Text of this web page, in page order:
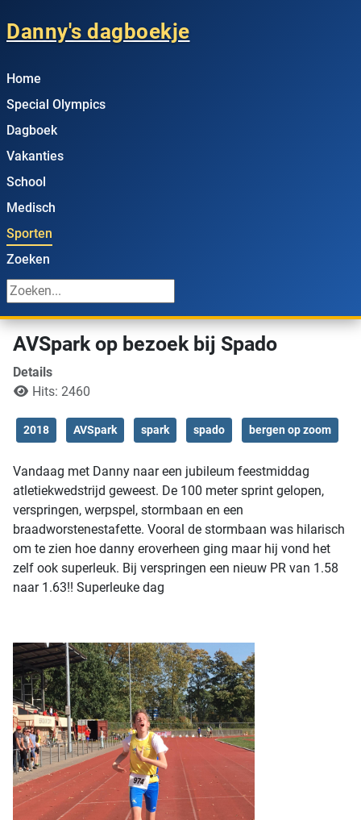
Danny's dagboekje
Home
Special Olympics
Dagboek
Vakanties
School
Medisch
Sporten
Zoeken
AVSpark op bezoek bij Spado
Details
Hits: 2460
2018 AVSpark spark spado bergen op zoom
Vandaag met Danny naar een jubileum feestmiddag
atletiekwedstrijd geweest. De 100 meter sprint gelopen,
verspringen, werpspel, stormbaan en een
braadworstenestafette. Vooral de stormbaan was hilarisch
om te zien hoe danny eroverheen ging maar hij vond het
zelf ook superleuk. Bij verspringen een nieuw PR van 1.58
naar 1.63!! Superleuke dag